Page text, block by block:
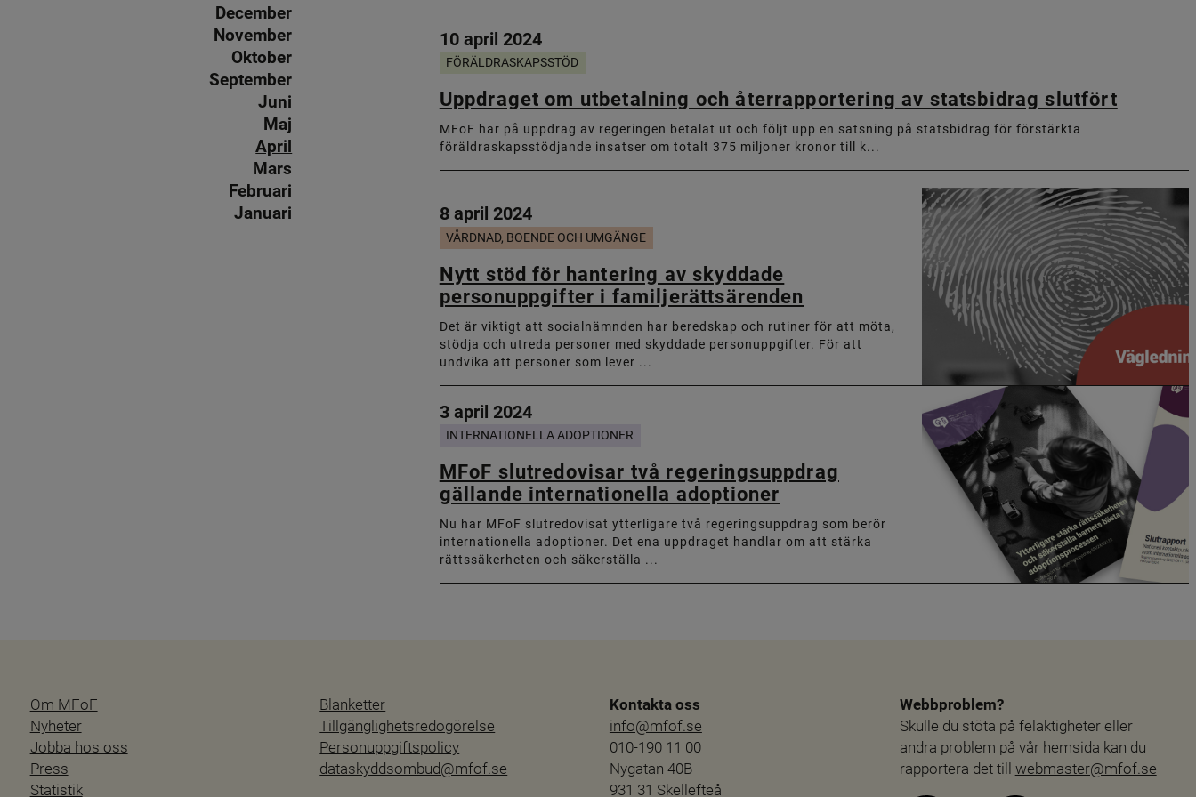
December
November
Oktober
September
Juni
Maj
April
Mars
Februari
Januari
10 april 2024
FÖRÄLDRASKAPSSTÖD
Uppdraget om utbetalning och återrapportering av statsbidrag slutfört
MFoF har på uppdrag av regeringen betalat ut och följt upp en satsning på statsbidrag för förstärkta
föräldraskapsstödjande insatser om totalt 375 miljoner kronor till k...
8 april 2024
VÅRDNAD, BOENDE OCH UMGÄNGE
Nytt stöd för hantering av skyddade
personuppgifter i familjerättsärenden
Det är viktigt att socialnämnden har beredskap och rutiner för att möta,
stödja och utreda personer med skyddade personuppgifter. För att
undvika att personer som lever ...
3 april 2024
INTERNATIONELLA ADOPTIONER
MFoF slutredovisar två regeringsuppdrag
gällande internationella adoptioner
Nu har MFoF slutredovisat ytterligare två regeringsuppdrag som berör
internationella adoptioner. Det ena uppdraget handlar om att stärka
rättssäkerheten och säkerställa ...
Om MFoF
Nyheter
Jobba hos oss
Press
Statistik
Blanketter
Tillgänglighetsredogörelse
Personuppgiftspolicy
dataskyddsombud@mfof.se
Kontakta oss
info@mfof.se
010-190 11 00
Nygatan 40B
931 31 Skellefteå
Webbproblem?
Skulle du stöta på felaktigheter eller
andra problem på vår hemsida kan du
rapportera det till webmaster@mfof.se